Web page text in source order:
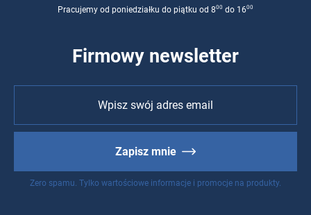
Pracujemy od poniedziałku do piątku od 800 do 1600
Firmowy newsletter
Zapisz mnie
Zero spamu. Tylko wartościowe informacje i promocje na produkty.